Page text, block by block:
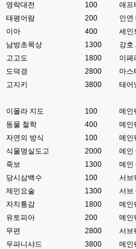
영락대전 100 애프
태평어람
200 인연
이아
400 세인
남방초목상
1300 강호
고고도
1800 이페
도덕경
2800 마스
고지키
3800 태어
이몰라 지도 100 메인
동물 철학
400 메인
자연의 방식
100 메인
식물명실도고
2000 메인
죽보
1300 메인
당시삼백수
100 서브
제민요술
1300 서브
자치통감
1800 메인
유토피아
200 메인
무편
2800 서브
우파니샤드
3800 메인
비슷은한데 또 불편한부분도 많더라구
고게임77
esils
8버전쪽은 아에 지원을 안하니깐 .. 용량
고게임77
ㅋㅋㅋ 다 똑같은거같네여. 저도 xe3
esils
esils
문뜩 라이믹스가있는데 내가왜 뻘짓중
고게임77